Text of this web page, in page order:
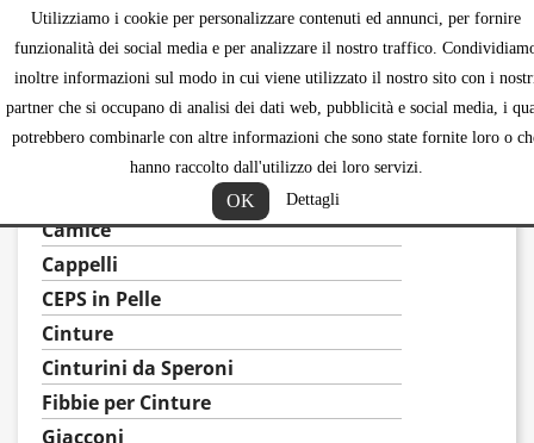
Utilizziamo i cookie per personalizzare contenuti ed annunci, per fornire
funzionalità dei social media e per analizzare il nostro traffico.
inoltre informazioni sul modo in cui viene utilizzato il nostro sito con i
partner che si occupano di analisi dei dati web, pubblicità e social media, i
potrebbero combinarle con altre informazioni che sono state fornite loro o
hanno raccolto dall'utilizzo dei loro servizi.
OK Dettagli

Camice
Cappelli
CEPS in Pelle
Cinture
Cinturini da Speroni
Fibbie per Cinture
Giacconi